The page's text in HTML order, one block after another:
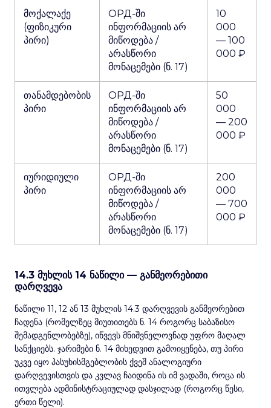
მოქალაქე
(ფიზიკური
პირი)
ОРД-ში
ინფორმაციის არ
მიწოდება /
არასწორი
მონაცემები (ნ. 17)
10
000
— 100
000 ₽
თანამდებობის
პირი
ОРД-ში
ინფორმაციის არ
მიწოდება /
არასწორი
მონაცემები (ნ. 17)
50
000
— 200
000 ₽
იურიდიული
პირი
ОРД-ში
ინფორმაციის არ
მიწოდება /
არასწორი
მონაცემები (ნ. 17)
200
000
— 700
000 ₽
14.3 მუხლის 14 ნაწილი — განმეორებითი
დარღვევა
ნაწილი 11, 12 ან 13 მუხლის 14.3 დარღვევის განმეორებით
ჩადენა (რომელზეც მიუთითებს ნ. 14 როგორც საბაზისო
შემადგენლობებზე), იწვევს მნიშვნელოვნად უფრო მაღალ
სანქციებს. ჯარიმები ნ. 14 მიხედვით გამოიყენება, თუ პირი
უკვე იყო პასუხისმგებლობის ქვეშ ანალოგიური
დარღვევისთვის და კვლავ ჩაიდინა ის იმ ვადაში, როცა ის
ითვლება ადმინისტრაციულად დასჯილად (როგორც წესი,
ერთი წელი).